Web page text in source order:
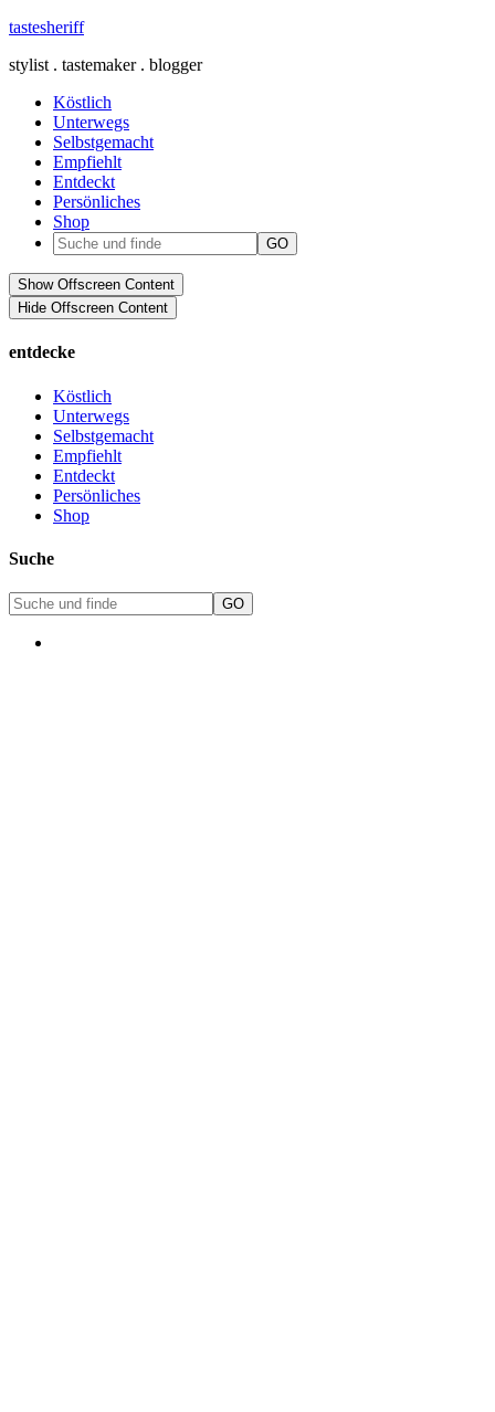
tastesheriff
stylist . tastemaker . blogger
Köstlich
Unterwegs
Selbstgemacht
Empfiehlt
Entdeckt
Persönliches
Shop
Show Offscreen Content
Hide Offscreen Content
entdecke
Köstlich
Unterwegs
Selbstgemacht
Empfiehlt
Entdeckt
Persönliches
Shop
Suche